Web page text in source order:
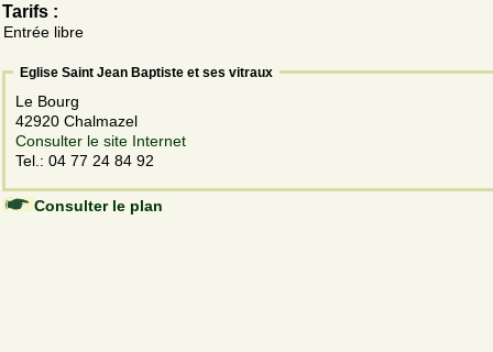
Tarifs :
Entrée libre
Eglise Saint Jean Baptiste et ses vitraux
Le Bourg
42920 Chalmazel
Consulter le site Internet
Tel.: 04 77 24 84 92
Consulter le plan